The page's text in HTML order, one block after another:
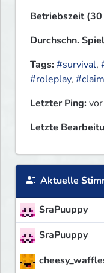
Betriebszeit (30
Durchschn.
Tags:#survival,
#roleplay,
Letzter Ping:
Letzte
Aktuelle
SraPuuppy
SraPuuppy